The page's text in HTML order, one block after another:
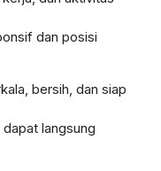
dan posisi
bersih, dan siap
langsung